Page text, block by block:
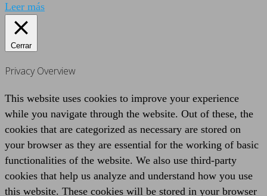
Leer más
Cerrar
Privacy Overview
This website uses cookies to improve your experience
while you navigate through the website. Out of these, the
cookies that are categorized as necessary are stored on
your browser as they are essential for the working of basic
functionalities of the website. We also use third-party
cookies that help us analyze and understand how you use
this website. These cookies will be stored in your browser